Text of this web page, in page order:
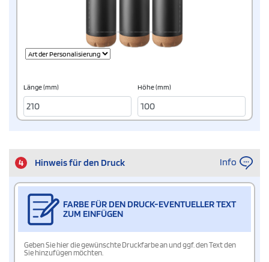
Länge (mm) Höhe (mm)
4 Hinweis für den Druck Info
FARBE FÜR DEN DRUCK-EVENTUELLER TEXT
ZUM EINFÜGEN
Geben Sie hier die gewünschte Druckfarbe an und ggf. den Text den
Sie hinzufügen möchten.